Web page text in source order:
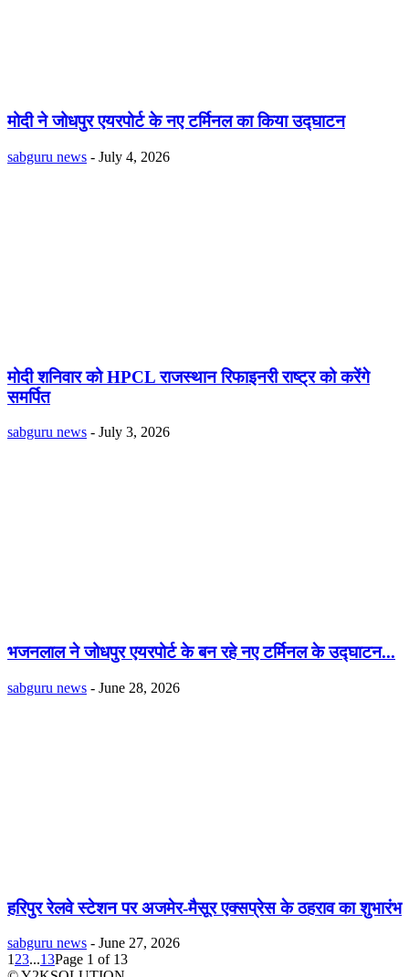
मोदी ने जोधपुर एयरपोर्ट के नए टर्मिनल का किया उद्घाटन
sabguru news - July 4, 2026
मोदी शनिवार को HPCL राजस्थान रिफाइनरी राष्ट्र को करेंगे
समर्पित
sabguru news - July 3, 2026
भजनलाल ने जोधपुर एयरपोर्ट के बन रहे नए टर्मिनल के उद्घाटन...
sabguru news - June 28, 2026
हरिपुर रेलवे स्टेशन पर अजमेर-मैसूर एक्सप्रेस के ठहराव का शुभारंभ
sabguru news - June 27, 2026
1 23...13Page 1 of 13